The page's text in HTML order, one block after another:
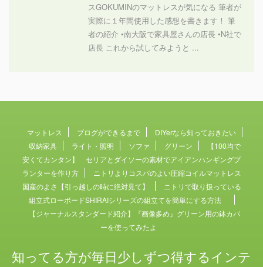
スGOKUMINのマットレスが気になる 筆者が
実際に１年間使用した感想を書きます！ 筆
者の紹介 •南大阪で家具屋さんの店長 •N社で
店長 これから試してみようと ...
マットレス ブログができるまで
DIYerなら知っておきたい
収納家具
ライト・照明 ソファ グリーン
【100均で
安くてカンタン】 セリアとダイソーの素材でアイアンハンギングプ
ランターを作り方
ニトリよりコスパのよい圧縮コイルマットレス
国産のよさ【引っ越しの時に絶対見て】
ニトリで取り扱っている
組立式ローボードSHIRAIシリーズの組立てを簡単にする方法
【ジャーナルスタンダード紹介】『画像多め』グリーン用の鉢カバ
ーを使ってみたよ
知ってる方が毎日少しずつ得するインテ